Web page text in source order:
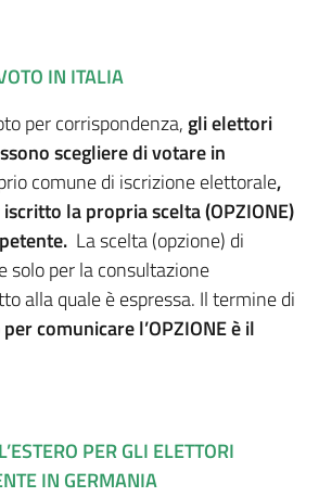
IN ITALIA
per corrispondenza,gli elettori
scegliere di votare in
comune di iscrizione elettorale,
la propria scelta (OPZIONE)
La scelta (opzione) di
solo per la consultazione
alla quale è espressa. Il termine di
per comunicare l’OPZIONE è il
PER GLI ELETTORI
IN GERMANIA